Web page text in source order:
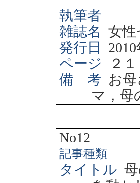
執筆者
雑誌名 女
発行日
2010
ページ
２
備 考 お
マ，母
No12
記事種類
タイトル